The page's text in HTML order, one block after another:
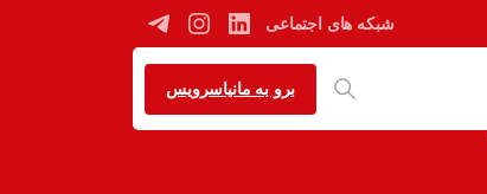
شبکه های اجتماعی
برو به مانیاسرویس